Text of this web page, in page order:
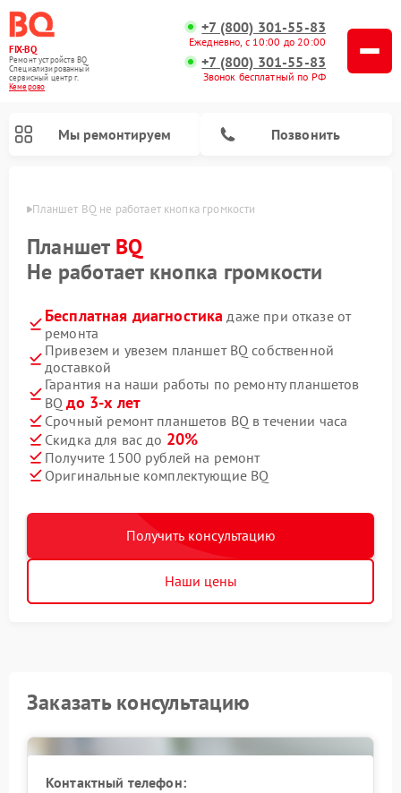
FIX-BQ
Ремонт устройств BQ
Специализированный
cервисный центр г.
Кемерово
+7 (800) 301-55-83
Ежедневно, с 10:00 до 20:00
+7 (800) 301-55-83
Звонок бесплатный по РФ
Мы ремонтируем Позвонить
Планшет BQ не работает кнопка громкости
Планшет BQ
Не работает кнопка громкости
Бесплатная диагностика даже при отказе от
ремонта
Привезем и увезем планшет BQ собственной
доставкой
Гарантия на наши работы по ремонту планшетов
BQдо 3-х лет
Срочный ремонт планшетов BQ в течении часа
Скидка для вас до 20%
Получите 1500 рублей на ремонт
Оригинальные комплектующие BQ
Получить консультацию
Наши цены
Заказать консультацию
Контактный телефон: